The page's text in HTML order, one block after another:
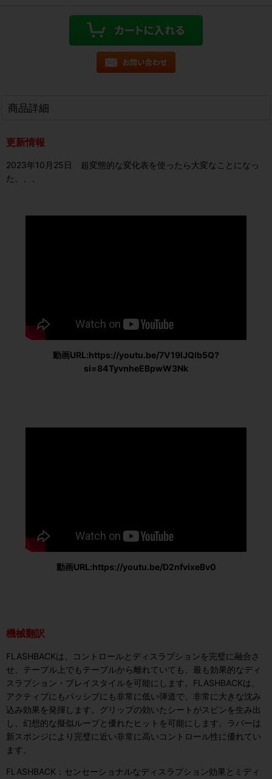
商品詳細
更新情報
2023年10月25日 超変態的な変化表を使ったら大変なことになっ
た、、、
動画URL:https://youtu.be/7V19IJQlb5Q?
si=84TyvnheEBpwW3Nk
動画URL:https://youtu.be/D2nfvixeBv0
機械翻訳
FLASHBACKは、コントロールとディスラプションを完璧に融合さ
せ、テーブル上でもテーブルから離れていても、最も効果的なディ
スラプション・プレイスタイルを可能にします。FLASHBACKは、
アクティブにもパッシブにも非常に低い弾道で、非常に大きな沈み
込み効果を発揮します。グリップの効いたシートがスピンを生み出
し、幻想的な擬似ループと優れたヒットを可能にします。ラバーは
新スポンジにより完璧に近い非常に高いコントロール性に優れてい
ます。
FLASHBACK：センセーショナルなディスラプション効果とミディ